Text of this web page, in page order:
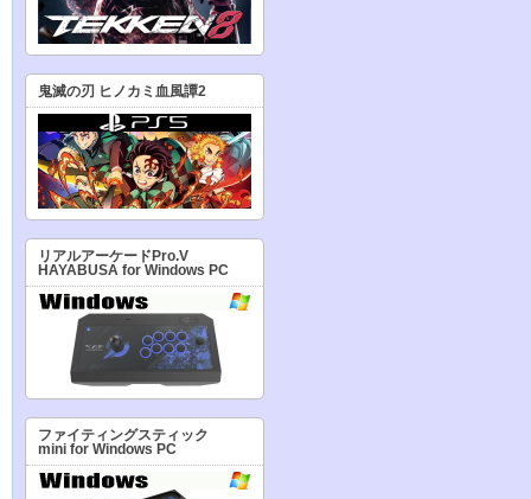
鬼滅の刃 ヒノカミ血風譚2
リアルアーケードPro.V
HAYABUSA for Windows PC
ファイティングスティック
mini for Windows PC